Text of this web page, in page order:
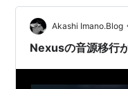
がいる人。 Xのフォ
いる人。 本業が出版
してやって人の本を
Akashi Imano.Blog
Nexusの音源移行